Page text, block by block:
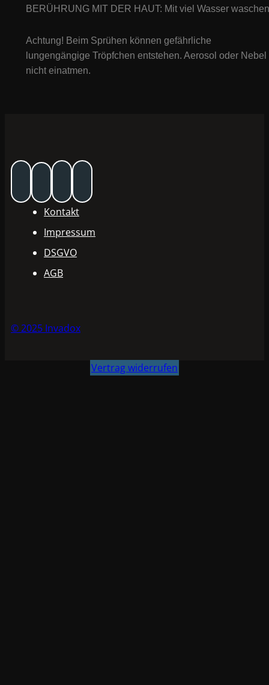
BERÜHRUNG MIT DER HAUT: Mit viel Wasser
Achtung! Beim Sprühen können gefährliche
lungengängige Tröpfchen entstehen. Aerosol oder Nebel
nicht einatmen.
Kontakt
Impressum
DSGVO
AGB
© 2025 Invadox
Vertrag widerrufen